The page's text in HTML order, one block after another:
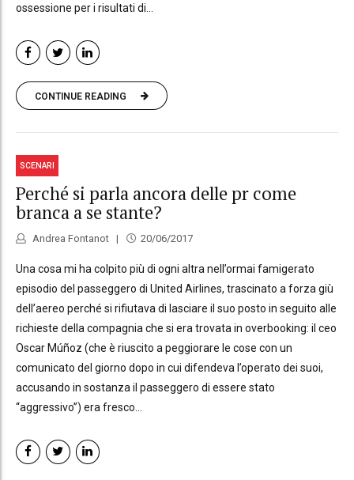
ossessione per i risultati di...
CONTINUE READING
SCENARI
Perché si parla ancora delle pr come
branca a se stante?
Andrea Fontanot 20/06/2017
Una cosa mi ha colpito più di ogni altra nell’ormai famigerato
episodio del passeggero di United Airlines, trascinato a forza giù
dell’aereo perché si rifiutava di lasciare il suo posto in seguito alle
richieste della compagnia che si era trovata in overbooking: il ceo
Oscar Múñoz (che è riuscito a peggiorare le cose con un
comunicato del giorno dopo in cui difendeva l’operato dei suoi,
accusando in sostanza il passeggero di essere stato
“aggressivo”) era fresco...